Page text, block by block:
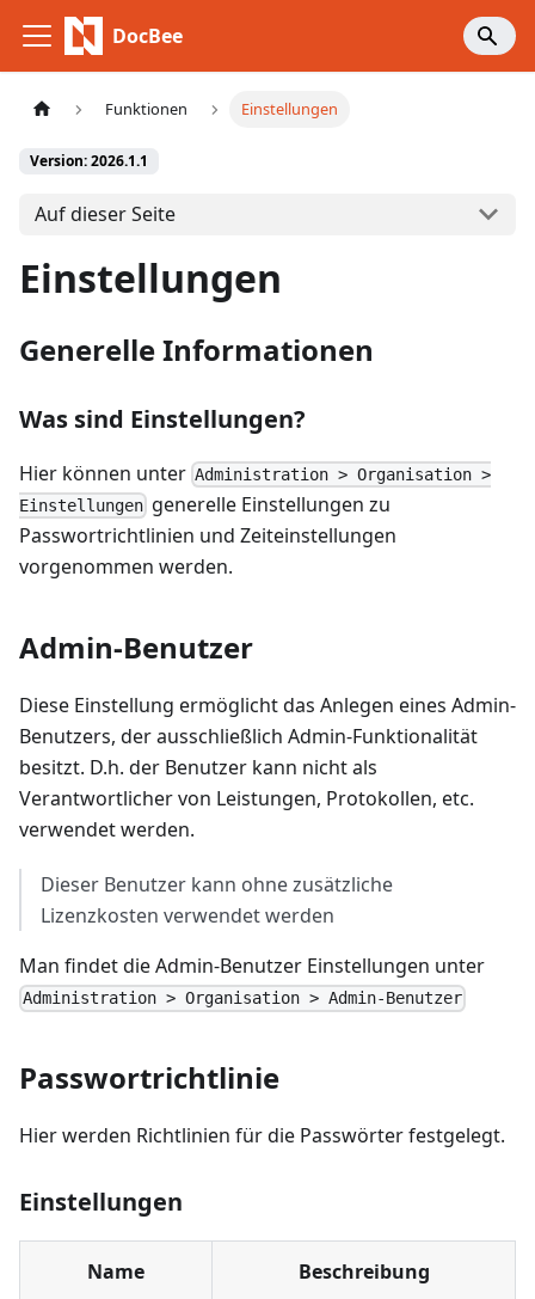
DocBee
Funktionen Einstellungen
Version: 2026.1.1
Auf dieser Seite
Einstellungen
Generelle Informationen
Was sind Einstellungen?
Hier können unter Administration > Organisation >
Einstellungen generelle Einstellungen zu
Passwortrichtlinien und Zeiteinstellungen
vorgenommen werden.
Admin-Benutzer
Diese Einstellung ermöglicht das Anlegen eines Admin-
Benutzers, der ausschließlich Admin-Funktionalität
besitzt. D.h. der Benutzer kann nicht als
Verantwortlicher von Leistungen, Protokollen, etc.
verwendet werden.
Dieser Benutzer kann ohne zusätzliche
Lizenzkosten verwendet werden
Man findet die Admin-Benutzer Einstellungen unter
Administration > Organisation > Admin-Benutzer
Passwortrichtlinie
Hier werden Richtlinien für die Passwörter festgelegt.
Einstellungen
Name Beschreibung